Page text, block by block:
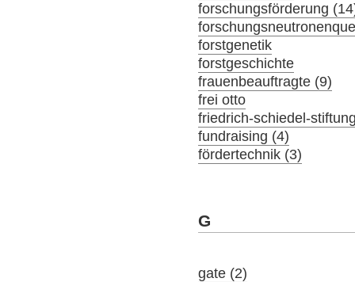
forschungsförderung
forstgenetik
forstgeschichte
frauenbeauftragte (9)
frei otto
friedrich-schiedel-
fundraising (4)
fördertechnik (3)
G
gate (2)